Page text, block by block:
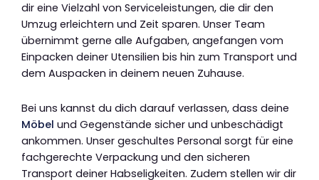
dir eine Vielzahl von Serviceleistungen, die dir den
Umzug erleichtern und Zeit sparen. Unser Team
übernimmt gerne alle Aufgaben, angefangen vom
Einpacken deiner Utensilien bis hin zum Transport und
dem Auspacken in deinem neuen Zuhause.
Bei uns kannst du dich darauf verlassen, dass deine
Möbel und Gegenstände sicher und unbeschädigt
ankommen. Unser geschultes Personal sorgt für eine
fachgerechte Verpackung und den sicheren
Transport deiner Habseligkeiten. Zudem stellen wir dir